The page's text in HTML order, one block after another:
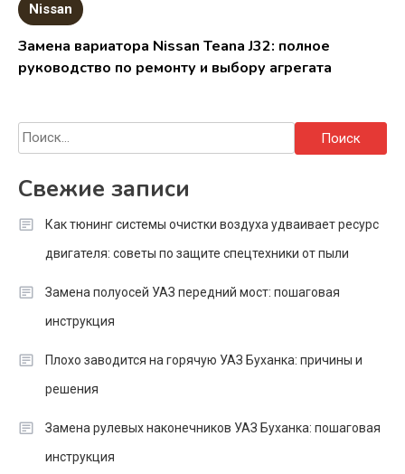
Nissan
Замена вариатора Nissan Teana J32: полное
руководство по ремонту и выбору агрегата
Найти:
Свежие записи
Как тюнинг системы очистки воздуха удваивает ресурс
двигателя: советы по защите спецтехники от пыли
Замена полуосей УАЗ передний мост: пошаговая
инструкция
Плохо заводится на горячую УАЗ Буханка: причины и
решения
Замена рулевых наконечников УАЗ Буханка: пошаговая
инструкция